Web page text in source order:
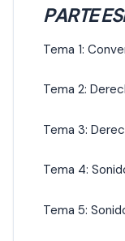
PARTE
Tema 1:
Tema 2:
Tema 3:
Tema 4:
Tema 5: